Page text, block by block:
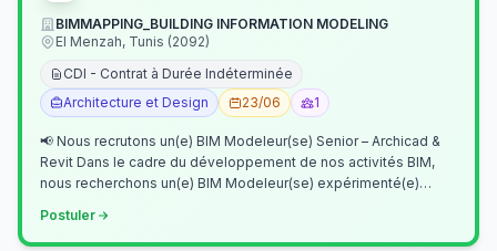
BIMMAPPING_BUILDING INFORMATION MODELING
El Menzah, Tunis (2092)
CDI - Contrat à Durée Indéterminée
Architecture et Design
23/06 1
📢 Nous recrutons un(e) BIM Modeleur(se) Senior – Archicad &
Revit Dans le cadre du développement de nos activités BIM,
nous recherchons un(e) BIM Modeleur(se) expérimenté(e)
Postuler